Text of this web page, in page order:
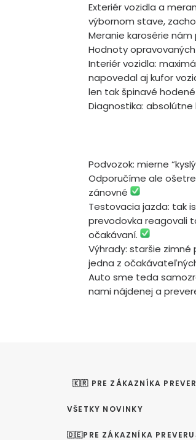
Exteriér vozidla a
výbornom stave,
Meranie karosérie
Hodnoty
Interiér vozidla:
napovedal aj kufor
len tak špinavé
Diagnostika:
Podvozok: mierne
Odporučíme ale
zánovné
Testovacia jazda: tak
prevodovka reagovali
očakávaní.
Výhrady: staršie zimné
jedna z
Auto sme teda
nami nájdenej a
🇰🇷 PRE ZÁKAZNÍKA
VŠETKY NOVINKY
🇩🇪PRE ZÁKAZNÍKA